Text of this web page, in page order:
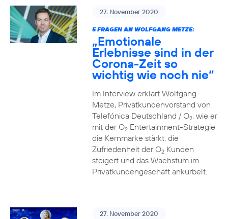
27. November 2020
5 FRAGEN AN WOLFGANG METZE:
„Emotionale
Erlebnisse sind in der
Corona-Zeit so
wichtig wie noch nie“
Im Interview erklärt Wolfgang
Metze, Privatkundenvorstand von
Telefónica Deutschland / O2, wie er
mit der O2Entertainment-Strategie
die Kernmarke stärkt, die
Zufriedenheit der O2Kunden
steigert und das Wachstum im
Privatkundengeschäft ankurbelt.
27. November 2020